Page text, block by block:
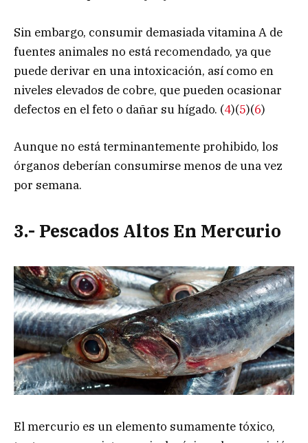
Sin embargo, consumir demasiada vitamina A de
fuentes animales no está recomendado, ya que
puede derivar en una intoxicación, así como en
niveles elevados de cobre, que pueden ocasionar
defectos en el feto o dañar su hígado. (4)(5)(6)
Aunque no está terminantemente prohibido, los
órganos deberían consumirse menos de una vez
por semana.
3.- Pescados Altos En Mercurio
El mercurio es un elemento sumamente tóxico,